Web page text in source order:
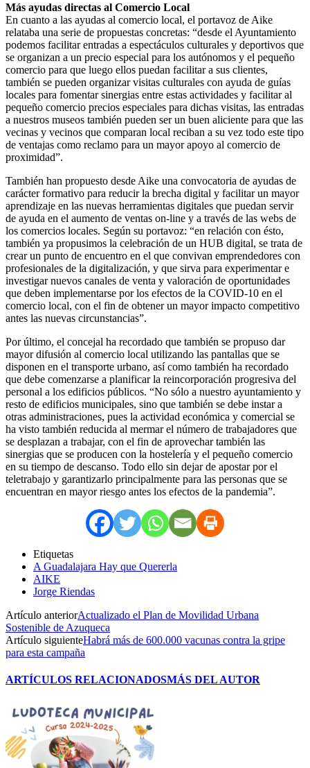
Más ayudas directas al Comercio Local
En cuanto a las ayudas al comercio local, el portavoz de Aike
relataba una serie de propuestas concretas: “desde el Ayuntamiento
podemos facilitar entradas a espectáculos culturales y deportivos que
se organizan a un precio especial para los autónomos y el pequeño
comercio para que luego ellos puedan facilitar a sus clientes,
también se pueden organizar visitas culturales con ayuda de guías
locales para fomentar sinergias entre estas actividades y facilitar al
pequeño comercio precios especiales para dichas visitas, las entradas
a nuestros museos también pueden ser un buen aliciente para que las
vecinas y vecinos que comparan local reciban a su vez todo este tipo
de ventajas como reclamo para un mayor apoyo al comercio de
proximidad”.
También han propuesto desde Aike una convocatoria de ayudas de
carácter formativo para reducir la brecha digital y facilitar un mayor
aprendizaje en las nuevas herramientas digitales que puedan servir
de ayuda en el aumento de ventas on-line y a través de las webs de
los comercios locales. Según su portavoz: “en relación con ésto,
también ya propusimos la celebración de un HUB digital, se trata de
crear un punto de encuentro en el que convivan emprendedores con
profesionales de la digitalización, y que sirva para experimentar e
investigar nuevos canales de venta y valoración de oportunidades
que deben implementarse por los efectos de la COVID-10 en el
comercio local, con el fin de obtener un mayor impacto competitivo
antes las nuevas circunstancias”.
Por último, el concejal ha recordado que también se propuso dar
mayor difusión al comercio local utilizando las pantallas que se
disponen en el transporte urbano, así como también ha recordado
que debe comenzarse a planificar la reincorporación progresiva del
personal a los edificios públicos. “No sólo a nuestro ayuntamiento y
resto de edificios municipales, sino que también se debe instar a
otras administraciones, pues la actividad económica y comercial se
ha visto también reducida al mermar el número de trabajadores que
se desplazan a trabajar, con el fin de aprovechar también las
sinergias que se producen con la hostelería y el pequeño comercio
en su tiempo de descanso. Todo ello sin dejar de apostar por el
teletrabajo y garantizarlo principalmente para las personas que se
encuentran en mayor riesgo antes los efectos de la pandemia”.
Etiquetas
A Guadalajara Hay que Quererla
AIKE
Jorge Riendas
Artículo anteriorActualizado el Plan de Movilidad Urbana
Sostenible de Azuqueca
Artículo siguienteHabrá más de 600.000 vacunas contra la gripe
para esta campaña
ARTÍCULOS RELACIONADOSMÁS DEL AUTOR